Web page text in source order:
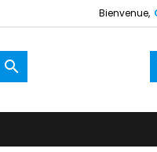
Bienvenue,
